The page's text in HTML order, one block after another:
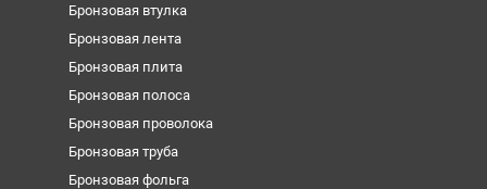
Бронзовая втулка
Бронзовая лента
Бронзовая плита
Бронзовая полоса
Бронзовая проволока
Бронзовая труба
Бронзовая фольга